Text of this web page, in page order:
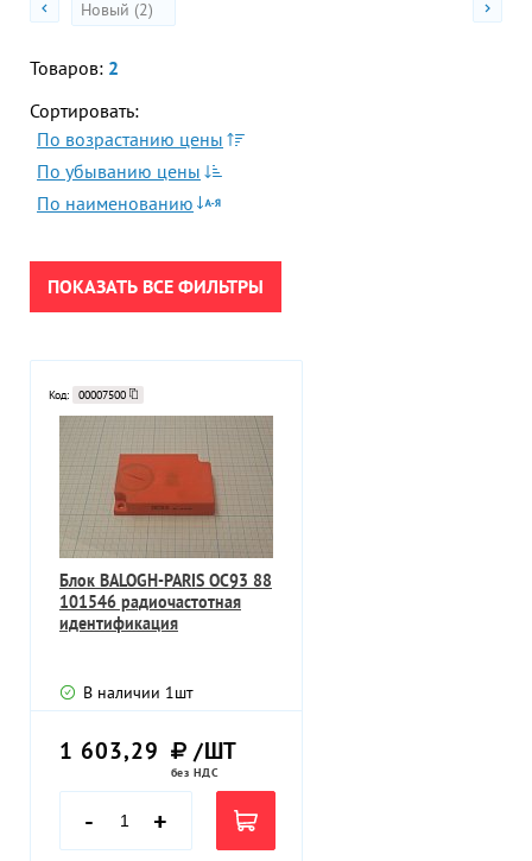
Акции
ПРИМЕНИТЬ
Новый (2)
Товаров: 2
Сортировать:
По возрастанию цены
По убыванию цены
По наименованию
ПОКАЗАТЬ ВСЕ ФИЛЬТРЫ
Код: 00007500
Блок BALOGH-PARIS OC93 88
101546 радиочастотная
идентификация
В наличии 1шт
1 603,29 /ШТ
без НДС
- +